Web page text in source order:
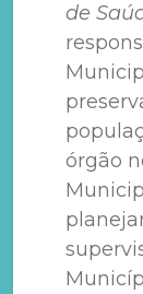
de
órgão